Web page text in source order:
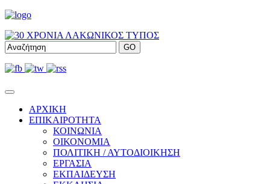
ΑΡΧΙΚΗ
ΕΠΙΚΑΙΡΟΤΗΤΑ
ΚΟΙΝΩΝΙΑ
ΟΙΚΟΝΟΜΙΑ
ΠΟΛΙΤΙΚΗ / ΑΥΤΟΔΙΟΙΚΗΣΗ
ΕΡΓΑΣΙΑ
ΕΚΠΑΙΔΕΥΣΗ